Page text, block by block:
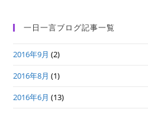
一日一言ブログ記事一覧
2016年9月 (2)
2016年8月 (1)
2016年6月 (13)